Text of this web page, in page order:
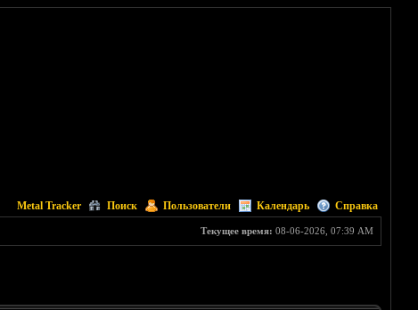
Metal Tracker Поиск Пользователи Календарь Справка
Текущее время: 08-06-2026, 07:39 AM